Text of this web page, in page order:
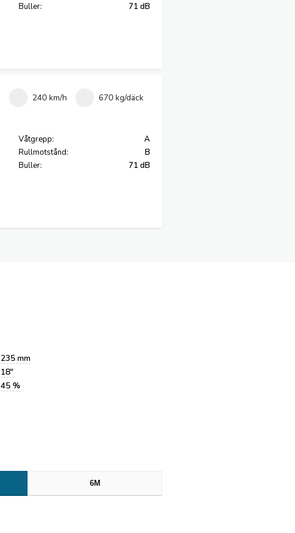
Buller:
71 dB
240 km/h 670 kg/däck
Våtgrepp:
A
Rullmotstånd:
B
Buller:
71 dB
235 mm
18"
45 %
6M